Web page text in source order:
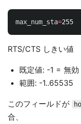
max_num_sta=
RTS/CTS しきい値
既定値: -1 = 無効
範囲: -1..65535
このフィールドが
合、